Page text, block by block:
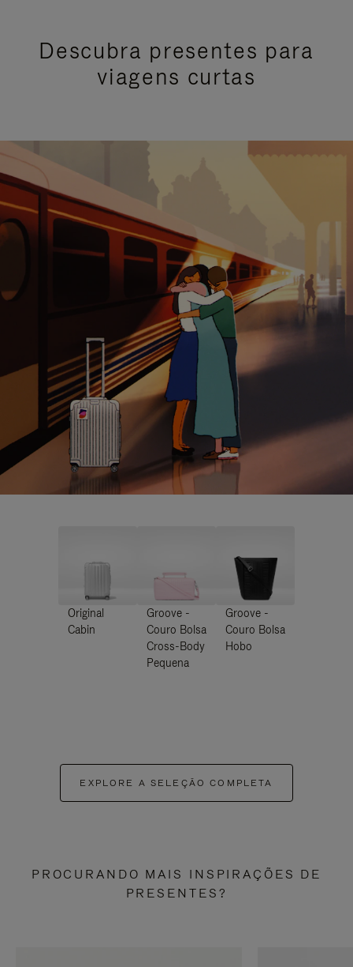
Descubra presentes para
viagens curtas
Original
Cabin
Groove -
Couro Bolsa
Cross-Body
Pequena
Groove -
Couro Bolsa
Hobo
EXPLORE A SELEÇÃO COMPLETA
PROCURANDO MAIS INSPIRAÇÕES DE
PRESENTES?